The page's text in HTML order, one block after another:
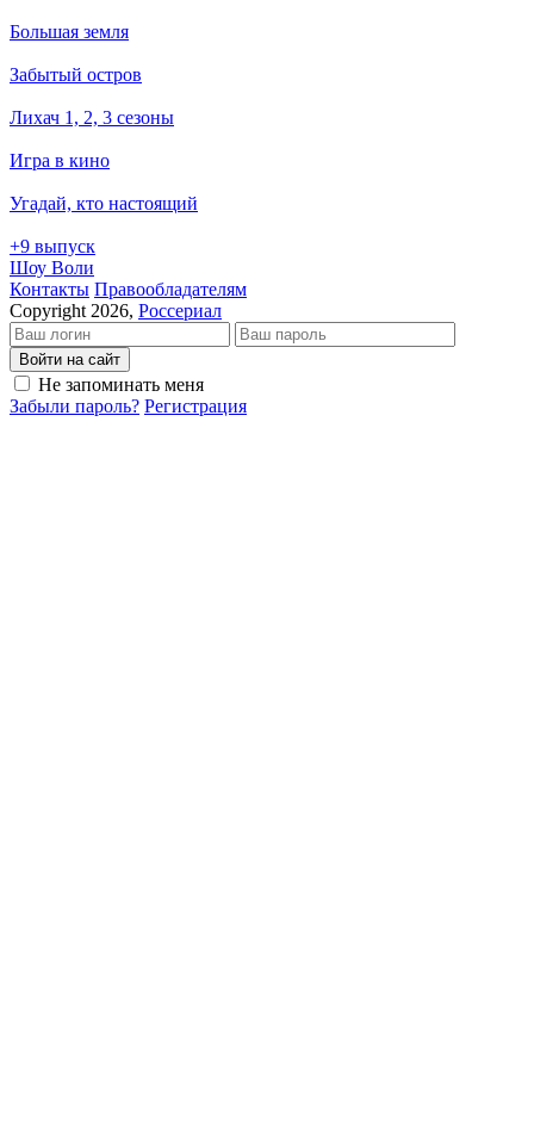
Большая земля
Забытый остров
Лихач 1, 2, 3 сезоны
Игра в кино
Угадай, кто настоящий
+9 выпуск
Шоу Воли
Кон­так­ты Пра­во­об­ла­да­те­лям
Copyright 2026, Россериал
Войти на сайт
Не запоминать меня
Забыли пароль? Регистрация